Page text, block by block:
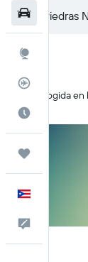
Autos
Recogida